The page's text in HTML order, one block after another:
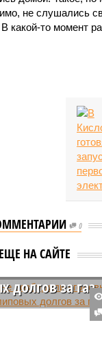
не слушались
какой-то момент
0
ЕЩЕ НА САЙТЕ
возбудили
долгов за газ
газовщики